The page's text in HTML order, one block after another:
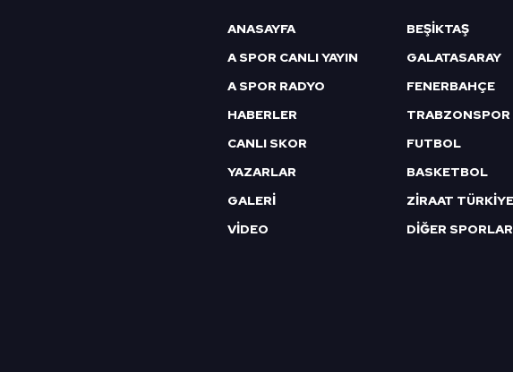
6698 sayılı Kişisel Verilerin Korunması
mevzuata uygun olarak kullanılan çerezlerle
ANASAYFA
A SPOR CANLI YAYIN
A SPOR RADYO
HABERLER
CANLI SKOR
YAZARLAR
GALERİ
VİDEO
BEŞİKTAŞ
GALATASARAY
FENERBAHÇE
TRABZONSPOR
FUTBOL
BASKETBOL
DİĞER SPORLAR